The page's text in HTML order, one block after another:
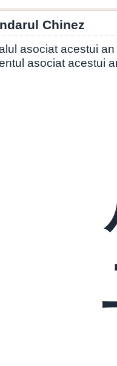
Chinez
asociat acestui
asociat acestui